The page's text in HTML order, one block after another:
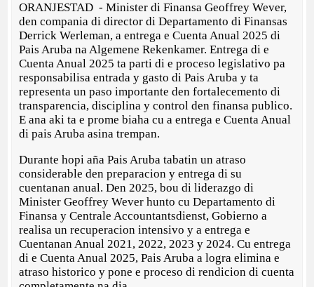
ORANJESTAD - Minister di Finansa Geoffrey Wever,
den compania di director di Departamento di Finansas
Derrick Werleman, a entrega e Cuenta Anual 2025 di
Pais Aruba na Algemene Rekenkamer. Entrega di e
Cuenta Anual 2025 ta parti di e proceso legislativo pa
responsabilisa entrada y gasto di Pais Aruba y ta
representa un paso importante den fortalecemento di
transparencia, disciplina y control den finansa publico.
E ana aki ta e prome biaha cu a entrega e Cuenta Anual
di pais Aruba asina trempan.
Durante hopi aña Pais Aruba tabatin un atraso
considerable den preparacion y entrega di su
cuentanan anual. Den 2025, bou di liderazgo di
Minister Geoffrey Wever hunto cu Departamento di
Finansa y Centrale Accountantsdienst, Gobierno a
realisa un recuperacion intensivo y a entrega e
Cuentanan Anual 2021, 2022, 2023 y 2024. Cu entrega
di e Cuenta Anual 2025, Pais Aruba a logra elimina e
atraso historico y pone e proceso di rendicion di cuenta